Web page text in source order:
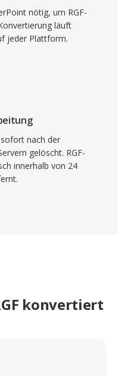
nötig, um RGF-
läuft
jeder Plattform.
nach der
gelöscht. RGF-
innerhalb von 24
konvertiert